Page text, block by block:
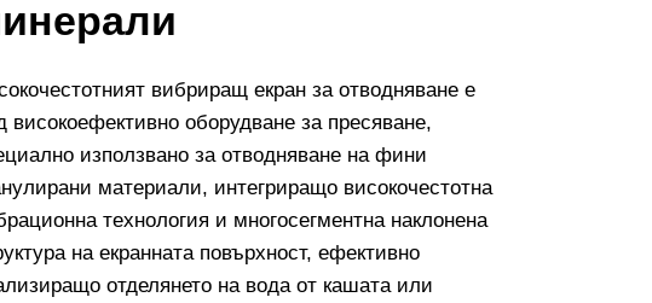
вибриращ екран за отводняване е
високоефективно оборудване за пресяване,
използвано за отводняване на фини
материали, интегриращо високочестотна
технология и многосегментна наклонена
на екранната повърхност, ефективно
отделянето на вода от кашата или